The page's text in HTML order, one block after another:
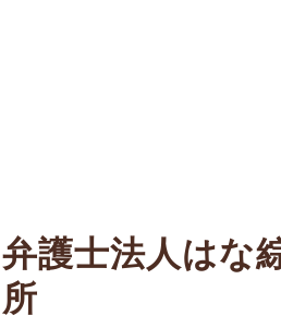
弁護士法人はな
所